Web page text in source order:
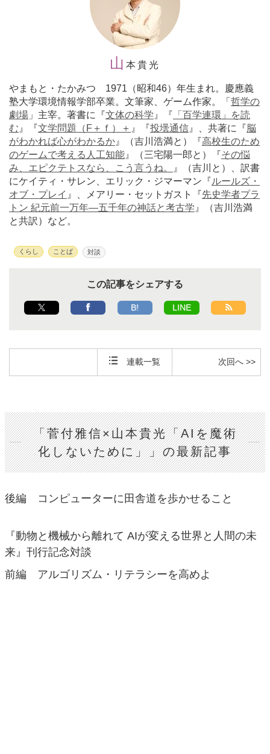
山 本貴光
やまもと・たかみつ 1971（昭和46）年生まれ。慶應義
塾大学環境情報学部卒業。文筆家、ゲーム作家。「 哲学の
劇場 」主宰。著書に『文体の科学 』『 「百学連環」を読
む 』『文学問題（F＋ｆ）＋ 』『投壜通信 』、共著に『 脳
がわかれば心がわかるか 』（吉川浩満と）『高校生のため
のゲームで考える人工知能 』（三宅陽一郎と）『その悩
み、エピクテトスなら、こう言うね。
』（吉川と）、訳書
にケイティ・サレン、エリック・ジマーマン『ルールズ・
オブ・プレイ 』、メアリー・セットガスト『先史学者プラ
トン 紀元前一万年―五千年の神話と考古学 』（吉川浩満
と共訳）など。
くらし ことば 対談
この記事をシェアする
B! LINE
連載一覧 次回へ >>
「菅付雅信×山本貴光「AIを魔術
化しないために」」の最新記事
後編 コンピューターに田舎道を歩かせること
『動物と機械から離れて AIが変える世界と人間の未
来』刊行記念対談
前編 アルゴリズム・リテラシーを高めよ